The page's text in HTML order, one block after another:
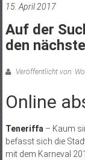
15. April 2017
Auf der
den
Veröffentlicht von:
Online
Teneriffa– Kaum
befasst sich die
mit dem Karneval